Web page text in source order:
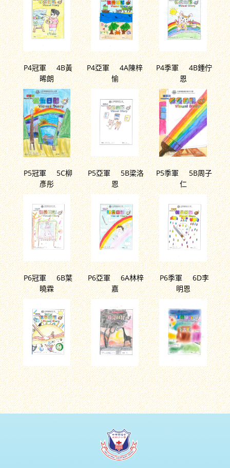
P4冠軍 4B黃
晞朗
P4亞軍 4A陳梓
愉
P4季軍 4B鍾佇
恩
P5冠軍 5C柳
彥彤
P5亞軍 5B梁洛
恩
P5季軍 5B周子
仁
P6冠軍 6B葉
曉霖
P6亞軍 6A林梓
嘉
P6季軍 6D李
明恩
中華傳道會呂明才小學